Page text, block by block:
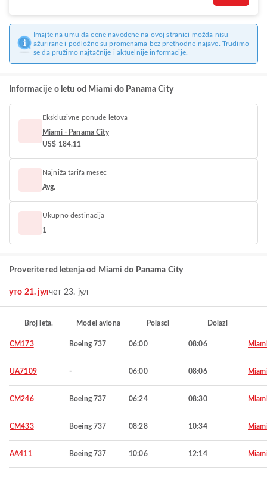
Imajte na umu da cene navedene na ovoj stranici možda nisu
ažurirane i podložne su promenama bez prethodne najave. Trudimo
se da pružimo najtačnije i aktuelnije informacije.
Informacije o letu od Miami do Panama City
Ekskluzivne ponude letova
Miami - Panama City
US$ 184.11
Najniža tarifa mesec
Avg.
Ukupno destinacija
1
Proverite red letenja od Miami do Panama City
уто 21. јулчет 23. јул
Broj leta. Model aviona Polasci Dolazi
CM173 Boeing 737 06:00 08:06
UA7109 - 06:00 08:06
CM246 Boeing 737 06:24 08:30
CM433 Boeing 737 08:28 10:34
AA411 Boeing 737 10:06 12:14